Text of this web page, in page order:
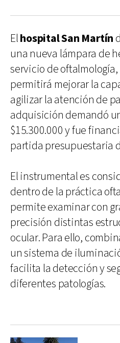
Elhospital San Martín
una nueva lámpara de
servicio de
permitirá mejorar la
agilizar la atención de
adquisición demandó
$15.300.000 y fue
partida presupuestaria
El instrumental es
dentro de la práctica
permite examinar con
precisión distintas
ocular. Para ello,
un sistema de
facilita la detección y
diferentes patologías.